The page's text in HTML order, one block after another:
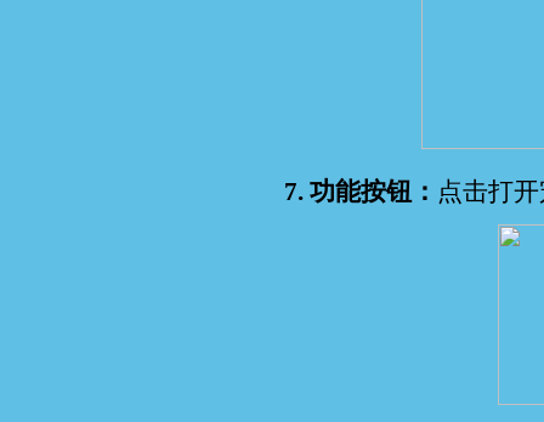
7. 功能按钮： 点击打